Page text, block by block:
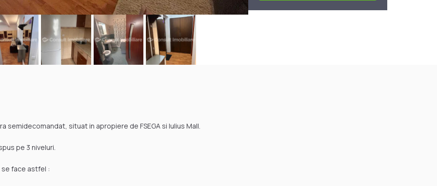
semidecomandat, situat in apropiere de FSEGA si Iulius Mall.
pe 3 niveluri.
face astfel :